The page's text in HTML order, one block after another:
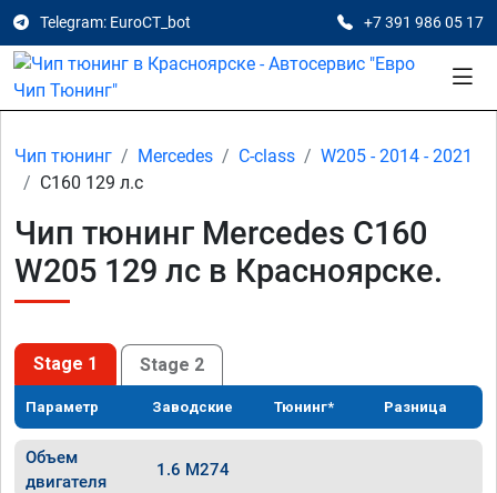
Telegram: EuroCT_bot +7 391 986 05 17
Чип тюнинг Mercedes C-class
W205 - 2014 - 2021
C160 129 л.с
Чип тюнинг Mercedes C160
W205 129 лс в Красноярске.
Stage 1 Stage 2
Параметр Заводские Тюнинг* Разница
Объем
двигателя
1.6 M274